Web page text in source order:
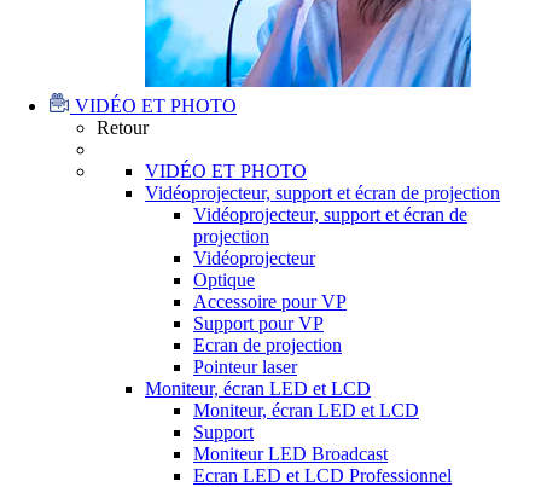
VIDÉO ET PHOTO
Retour
VIDÉO ET PHOTO
Vidéoprojecteur, support et écran de projection
Vidéoprojecteur, support et écran de
projection
Vidéoprojecteur
Optique
Accessoire pour VP
Support pour VP
Ecran de projection
Pointeur laser
Moniteur, écran LED et LCD
Moniteur, écran LED et LCD
Support
Moniteur LED Broadcast
Ecran LED et LCD Professionnel